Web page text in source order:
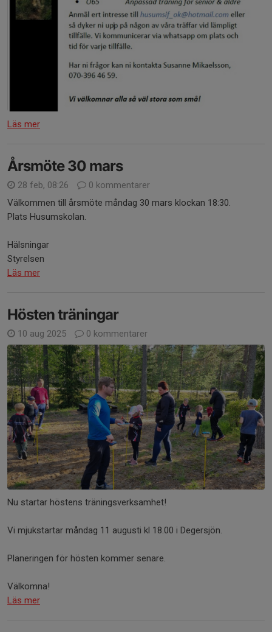
Läs mer
Årsmöte 30 mars
28 feb, 08:26
0 kommentarer
Välkommen till årsmöte måndag 30 mars klockan 18:30.
Plats Husumskolan.
Hälsningar
Styrelsen
Läs mer
Hösten träningar
10 aug 2025 0 kommentarer
Nu startar höstens träningsverksamhet!
Vi mjukstartar måndag 11 augusti kl 18.00 i Degersjön.
Planeringen för hösten kommer senare.
Välkomna!
Läs mer